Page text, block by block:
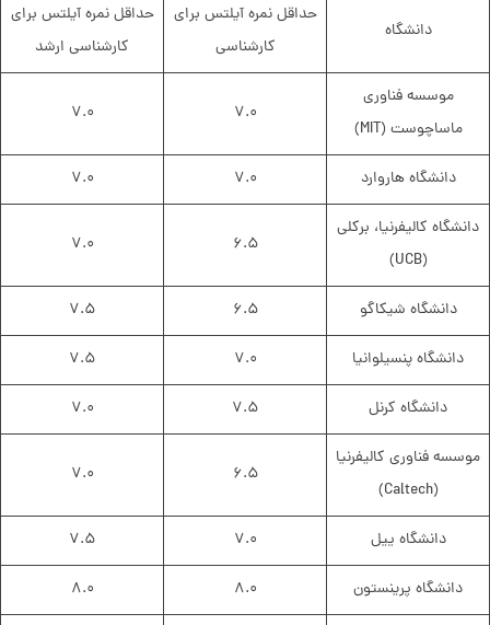
دانشگاه
حداقل نمره آیلتس برای
کارشناسی
حداقل نمره آیلتس برای
کارشناسی ارشد
موسسه فناوری
ماساچوست (MIT)
۷.۰ ۷.۰
دانشگاه هاروارد ۷.۰ ۷.۰
دانشگاه کالیفرنیا، برکلی
(UCB)
۶.۵ ۷.۰
دانشگاه شیکاگو ۶.۵ ۷.۵
دانشگاه پنسیلوانیا ۷.۰ ۷.۵
دانشگاه کرنل ۷.۵ ۷.۰
موسسه فناوری کالیفرنیا
(Caltech)
۶.۵ ۷.۰
دانشگاه ییل ۷.۰ ۷.۵
دانشگاه پرینستون ۸.۰ ۸.۰